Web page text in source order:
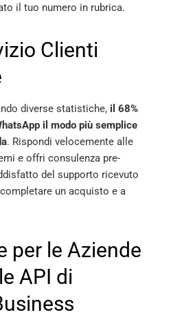
il tuo numero in rubrica.
Clienti
diverse statistiche, il 68%
il modo più semplice
. Rispondi velocemente alle
e offri consulenza pre-
del supporto ricevuto
un acquisto e a
per le Aziende
API di